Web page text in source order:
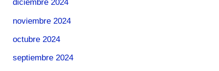
diciembre 2024
noviembre 2024
octubre 2024
septiembre 2024